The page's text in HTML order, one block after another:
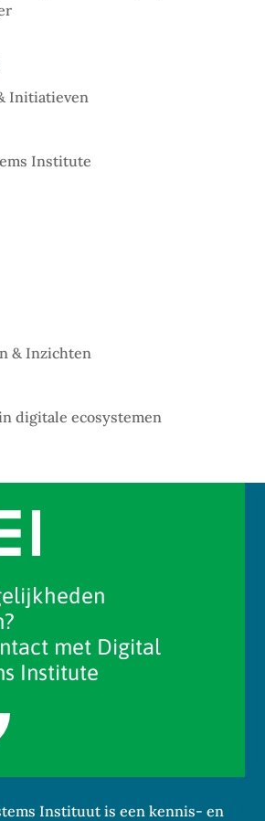
Initiatieven
Institute
& Inzichten
digitale ecosystemen
met Digital
Institute
Instituut is een kennis- en